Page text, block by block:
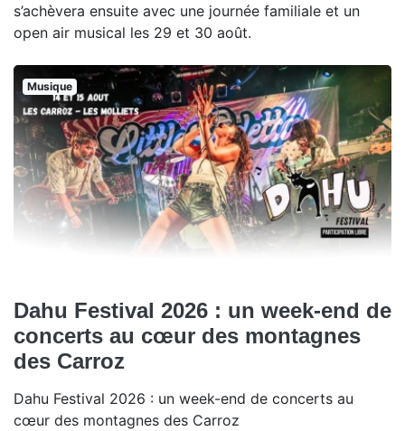
s’achèvera ensuite avec une journée familiale et un
open air musical les 29 et 30 août.
Musique
Dahu Festival 2026 : un week-end de
concerts au cœur des montagnes
des Carroz
Dahu Festival 2026 : un week-end de concerts au
cœur des montagnes des Carroz